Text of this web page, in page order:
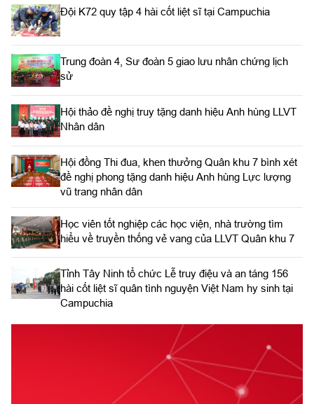
Hội đồng Thi đua, khen thưởng Quân khu 7 bình xét
vũ trang nhân dân
Học viên tốt nghiệp các học viện, nhà trường tìm
​Tỉnh Tây Ninh tổ chức Lễ truy điệu và an táng 156
Campuchia